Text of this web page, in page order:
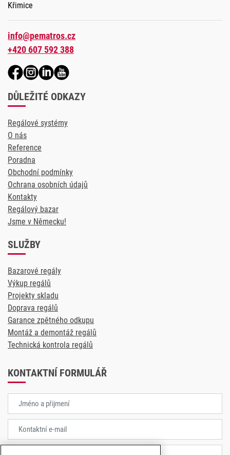
Křimice
info@pematros.cz
+420 607 592 388
DŮLEŽITÉ ODKAZY
Regálové systémy
O nás
Reference
Poradna
Obchodní podmínky
Ochrana osobních údajů
Kontakty
Regálový bazar
Jsme v Německu!
SLUŽBY
Bazarové regály
Výkup regálů
Projekty skladu
Doprava regálů
Garance zpětného odkupu
Montáž a demontáž regálů
Technická kontrola regálů
KONTAKTNÍ FORMULÁŘ